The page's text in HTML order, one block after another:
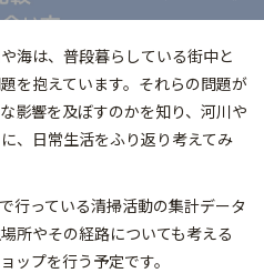
海は、普段暮らしている街中と
を抱えています。それらの問題が
影響を及ぼすのかを知り、河川や
、日常生活をふり返り考えてみ
行っている清掃活動の集計データ
所やその経路についても考える
ップを行う予定です。